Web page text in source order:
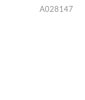
A028147